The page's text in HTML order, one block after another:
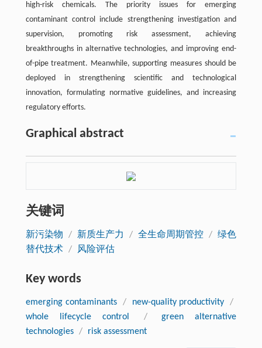
high-risk chemicals. The priority issues for emerging
contaminant control include strengthening investigation and
supervision, promoting risk assessment, achieving
breakthroughs in alternative technologies, and improving end-
of-pipe treatment. Meanwhile, supporting measures should be
deployed in strengthening scientific and technological
innovation, formulating normative guidelines, and increasing
regulatory efforts.
Graphical abstract
关键词
新污染物 / 新质生产力 / 全生命周期管控 / 绿色
替代技术 / 风险评估
Key words
emerging contaminants / new-quality productivity
/
whole lifecycle control
/
green alternative
technologies / risk assessment